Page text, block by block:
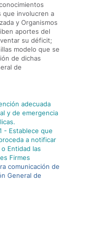
que involucren a
y Organismos
aportes del
su déficit;
modelo que se
de dichas
de
adecuada
y de emergencia
- Establece que
a notificar
Entidad las
Firmes
comunicación de
General de